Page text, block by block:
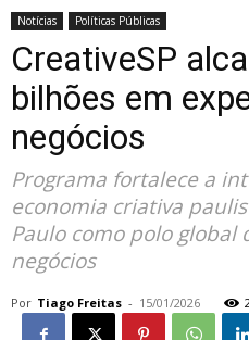
Notícias Políticas Públicas
CreativeSP
bilhões em
negócios
Programa fortalece a
economia criativa
Paulo como polo global
negócios
Por Tiago Freitas - 15/01/2026